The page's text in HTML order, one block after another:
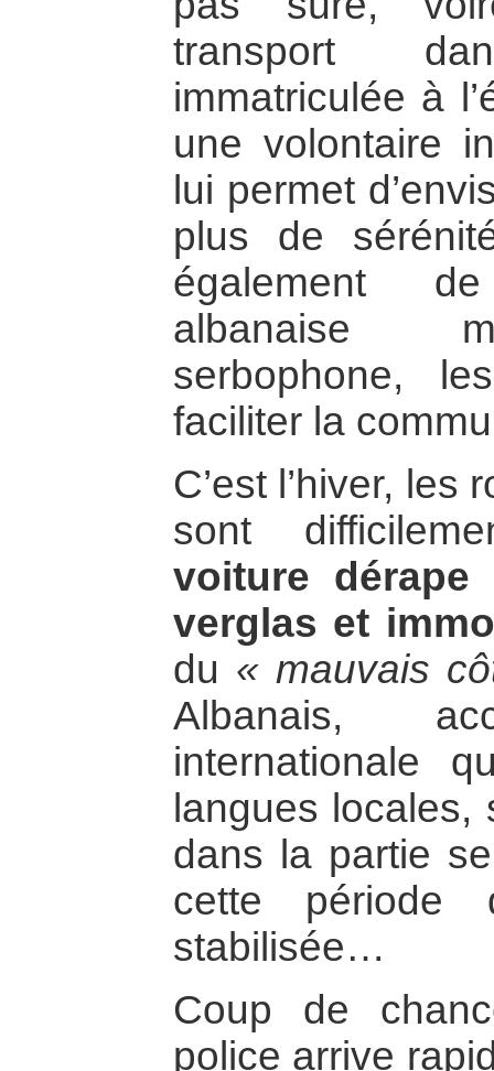
transport
immatriculée à
une volontaire
lui permet
plus de
également
albanaise
serbophone,
faciliter la
C’est l’hiver, les
sont
voiture
verglas et
du « mauvais
Albanais,
internationale
langues
dans la partie
cette période
stabilisée…
Coup de
police arrive